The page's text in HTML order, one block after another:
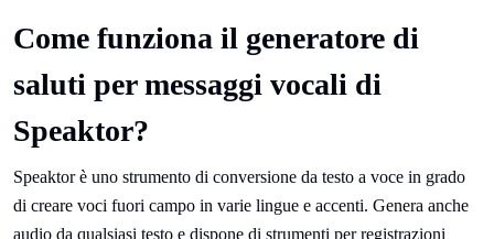
Come funziona il generatore di
saluti per messaggi vocali di
Speaktor?
Speaktor è uno strumento di conversione da testo a voce in grado
di creare voci fuori campo in varie lingue e accenti. Genera anche
audio da qualsiasi testo e dispone di strumenti per registrazioni